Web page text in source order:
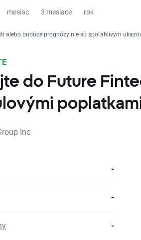
mesiac 3 mesiace rok
alebo budúce prognózy nie sú spoľahlivým
do Future
Inc
-
-
-